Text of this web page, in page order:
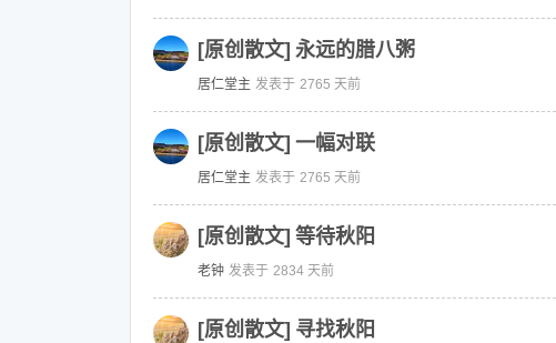
[原创散文] 永远的腊八粥
居仁堂主 发表于 2765 天前
[原创散文] 一幅对联
居仁堂主 发表于 2765 天前
[原创散文] 等待秋阳
老钟 发表于 2834 天前
[原创散文] 寻找秋阳